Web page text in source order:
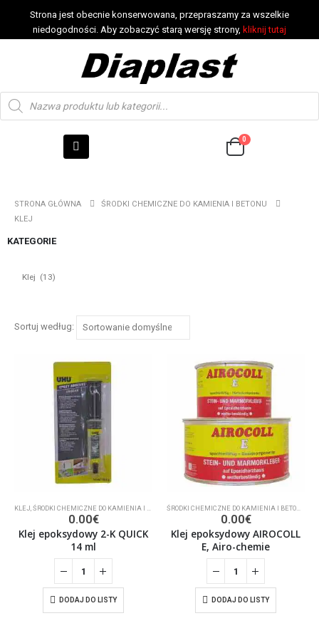
Strona jest obecnie konserwowana, przepraszamy za wszelkie
niedogodności. Aby zobaczyć starą wersję strony, kliknij tutaj
0
STRONA GŁÓWNA
ŚRODKI CHEMICZNE DO KAMIENIA I BETONU
KLEJ
KATEGORIE
Sortuj według:
KLEJ ŚRODKI CHEMICZNE DO KAMIENIA I BETONU
0.00€
Klej epoksydowy 2-K QUICK
14 ml
DODAJ DO LISTY
0.00€
Klej epoksydowy AIROCOLL
E, Airo-chemie
DODAJ DO LISTY